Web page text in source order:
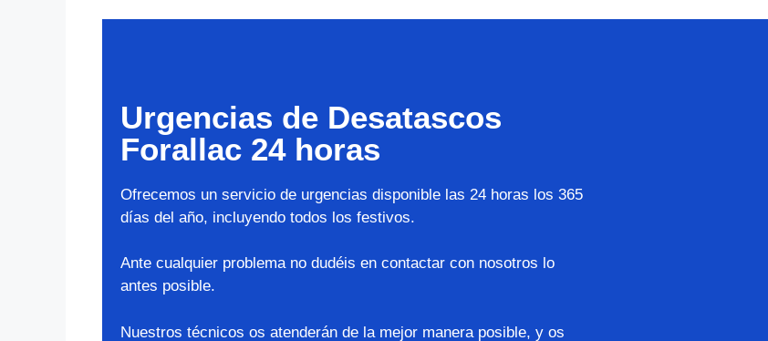
Urgencias de Desatascos
Forallac 24 horas
Ofrecemos un servicio de urgencias disponible las 24 horas los 365
días del año, incluyendo todos los festivos.
Ante cualquier problema no dudéis en contactar con nosotros lo
antes posible.
Nuestros técnicos os atenderán de la mejor manera posible, y os